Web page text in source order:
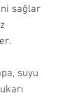
sağlar
suyu